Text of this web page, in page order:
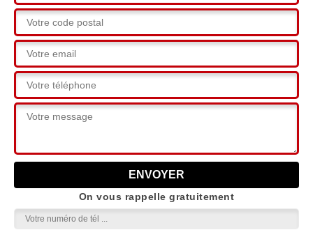
On vous rappelle gratuitement